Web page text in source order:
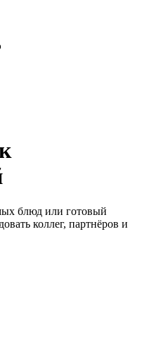
блюд или готовый
коллег, партнёров и